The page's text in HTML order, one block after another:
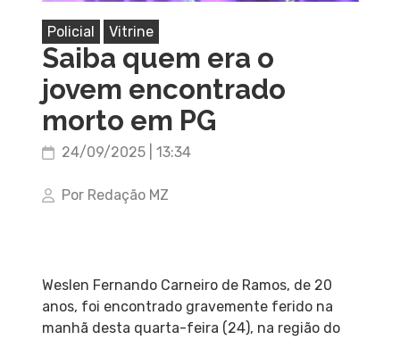
Policial Vitrine
Saiba quem era o
jovem encontrado
morto em PG
24/09/2025 | 13:34
Por Redação MZ
Weslen Fernando Carneiro de Ramos, de 20
anos, foi encontrado gravemente ferido na
manhã desta quarta-feira (24), na região do